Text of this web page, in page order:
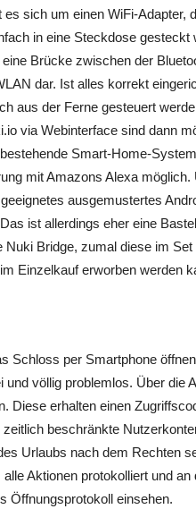
es sich um einen WiFi-Adapter,
in eine Steckdose gesteckt
Brücke zwischen der
dar. Ist alles korrekt
aus der Ferne gesteuert
via Webinterface sind dann
Smart-Home-
mit Amazons Alexa
ausgemustertes
ist allerdings eher eine
Nuki Bridge, zumal diese im
Einzelkauf erworben werden
Schloss per Smartphone
völlig problemlos. Über die
Diese erhalten einen
beschränkte
Urlaubs nach dem Rechten
Aktionen protokolliert und an
Öffnungsprotokoll einsehen.